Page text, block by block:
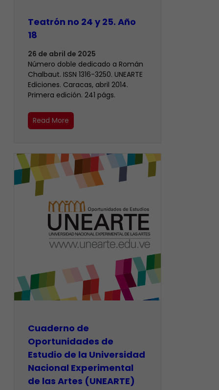
Teatrón no 24 y 25. Año
18
26 de abril de 2025
Número doble dedicado a Román
Chalbaut. ISSN 1316-3250. UNEARTE
Ediciones. Caracas, abril 2014.
Primera edición. 241 págs.
Read More
Cuaderno de
Oportunidades de
Estudio de la Universidad
Nacional Experimental
de las Artes (UNEARTE)